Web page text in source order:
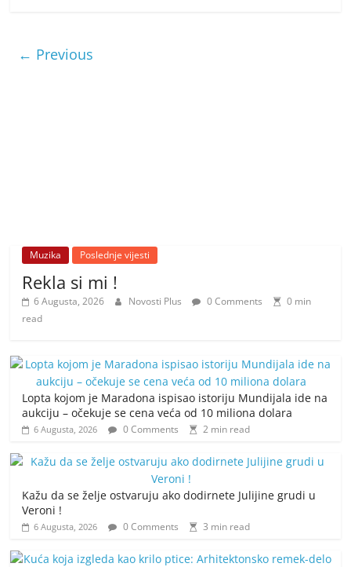
← Previous
Muzika Poslednje vijesti
Rekla si mi !
6 Augusta, 2026 Novosti Plus 0 Comments
0 min
read
Lopta kojom je Maradona ispisao istoriju Mundijala ide na
aukciju – očekuje se cena veća od 10 miliona dolara
6 Augusta, 2026 0 Comments 2 min read
Kažu da se želje ostvaruju ako dodirnete Julijine grudi u
Veroni !
6 Augusta, 2026 0 Comments 3 min read